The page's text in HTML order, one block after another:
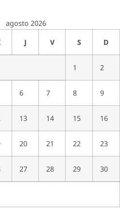
agosto 2026
J V S D
1 2
6 7 8 9
13 14 15 16
20 21 22 23
27 28 29 30